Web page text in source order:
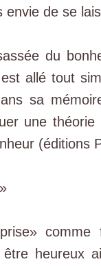
de se
du
allé tout
sa
une
(éditions
comme
être